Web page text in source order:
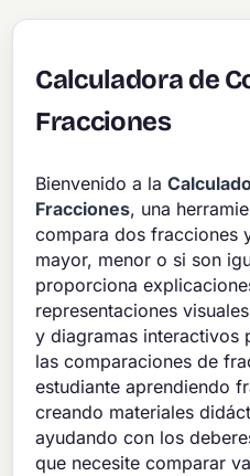
Calculadora de
Fracciones
Bienvenido a la
Fracciones, una
compara dos fracciones
mayor, menor o si son
proporciona
representaciones
y diagramas interactivos
las comparaciones de
estudiante aprendiendo
creando materiales
ayudando con los
que necesite comparar